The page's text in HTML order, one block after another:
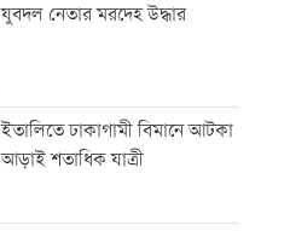
যুবদল নেতার মরদেহ উদ্ধার
ইতালিতে ঢাকাগামী বিমানে আটকা
আড়াই শতাধিক যাত্রী